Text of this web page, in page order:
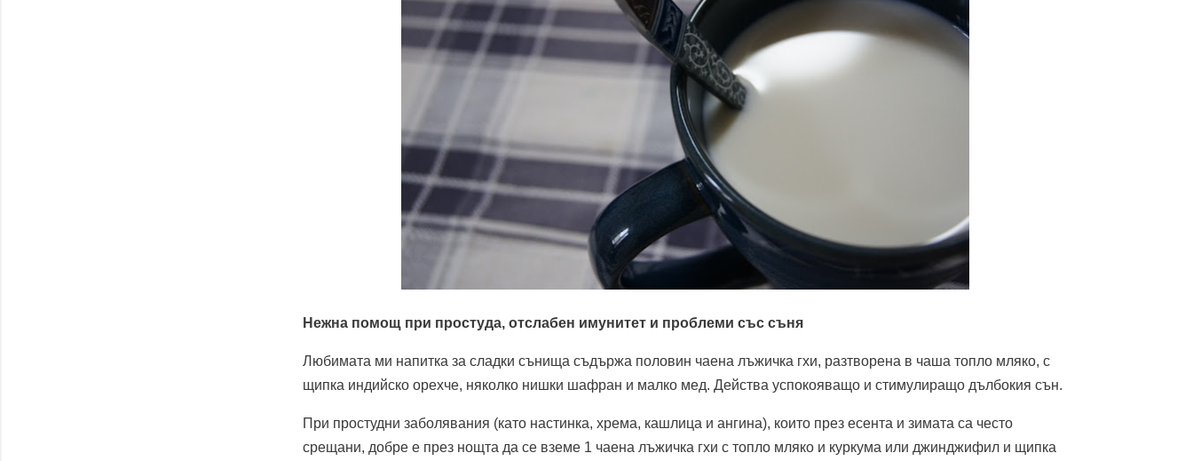
Нежна помощ при простуда, отслабен имунитет и проблеми със съня
Любимата ми напитка за сладки сънища съдържа половин чаена лъжичка гхи, разтворена в чаша топло мляко, с
щипка индийско орехче, няколко нишки шафран и малко мед. Действа успокояващо и стимулиращо дълбокия сън.
При простудни заболявания (като настинка, хрема, кашлица и ангина), които през есента и зимата са често
срещани, добре е през нощта да се вземе 1 чаена лъжичка гхи с топло мляко и куркума или джинджифил и щипка